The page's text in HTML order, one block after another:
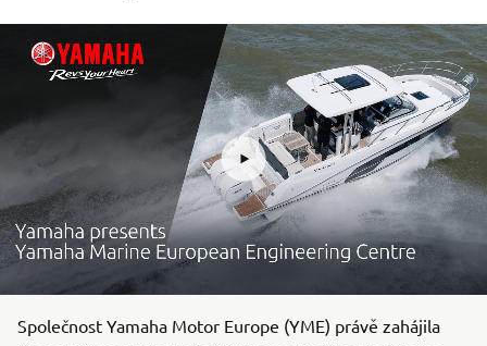
Společnost Yamaha Motor Europe (YME) právě zahájila